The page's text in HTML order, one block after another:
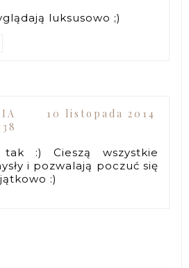
luksusowo ;)
10 listopada 2014
:) Cieszą wszystkie
i pozwalają poczuć się
:)